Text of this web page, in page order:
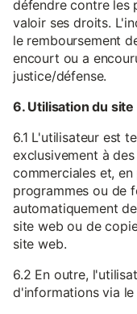
défendre contre les
valoir ses droits.
le remboursement
encourt ou a
justice/défense.
6. Utilisation du
6.1 L'utilisateur est
exclusivement à
commerciales et,
programmes ou de
automatiquement
site web ou de
site web.
6.2 En outre,
d'informations via